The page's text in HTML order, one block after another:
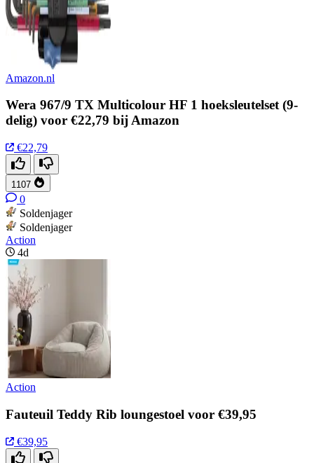
Amazon.nl
Wera 967/9 TX Multicolour HF 1 hoeksleutelset (9-
delig) voor €22,79 bij Amazon
€22,79
1107
0
Soldenjager
Soldenjager
Action
4d
Action
Fauteuil Teddy Rib loungestoel voor €39,95
€39,95